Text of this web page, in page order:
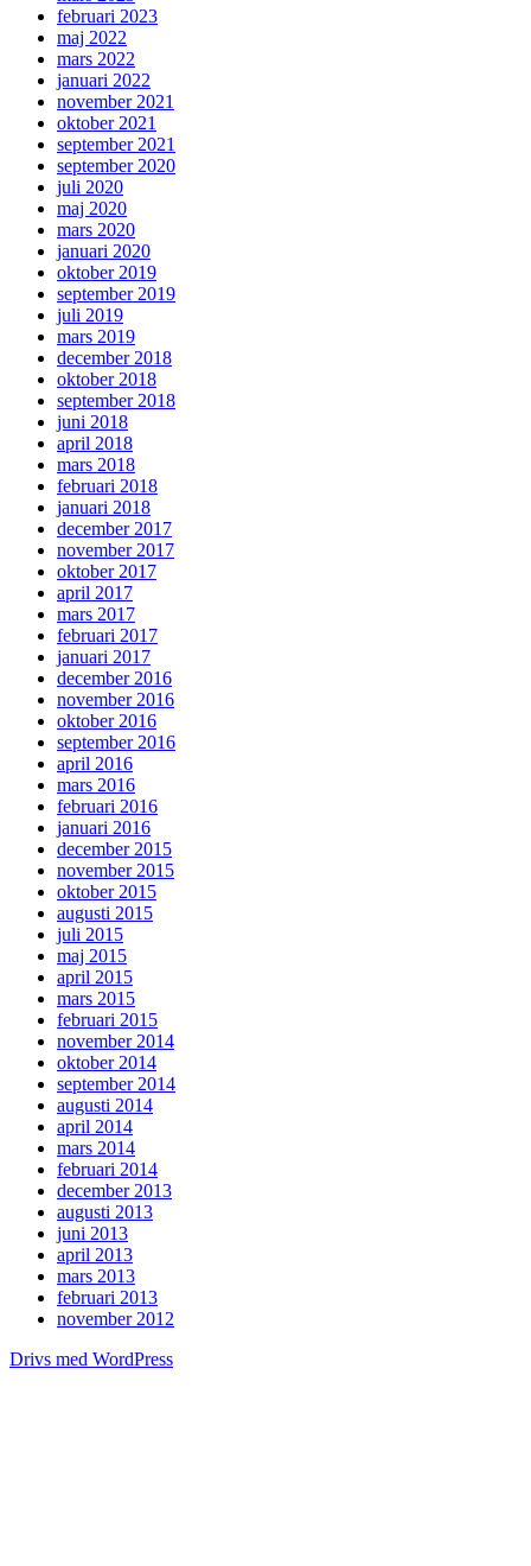
februari 2023
maj 2022
mars 2022
januari 2022
november 2021
oktober 2021
september 2021
september 2020
juli 2020
maj 2020
mars 2020
januari 2020
oktober 2019
september 2019
juli 2019
mars 2019
december 2018
oktober 2018
september 2018
juni 2018
april 2018
mars 2018
februari 2018
januari 2018
december 2017
november 2017
oktober 2017
april 2017
mars 2017
februari 2017
januari 2017
december 2016
november 2016
oktober 2016
september 2016
april 2016
mars 2016
februari 2016
januari 2016
december 2015
november 2015
oktober 2015
augusti 2015
juli 2015
maj 2015
april 2015
mars 2015
februari 2015
november 2014
oktober 2014
september 2014
augusti 2014
april 2014
mars 2014
februari 2014
december 2013
augusti 2013
juni 2013
april 2013
mars 2013
februari 2013
november 2012
Drivs med WordPress